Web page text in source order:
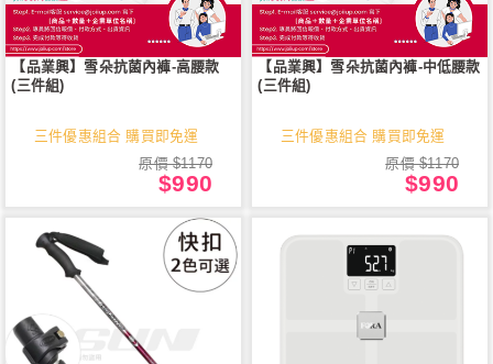
【品業興】雪朵抗菌內褲-高腰款
(三件組)
三件優惠組合 購買即免運
原價 $1170
$990
【品業興】雪朵抗菌內褲-中低腰款
(三件組)
三件優惠組合 購買即免運
原價 $1170
$990